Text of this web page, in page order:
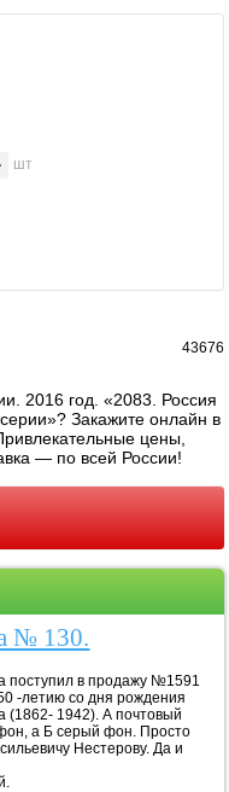
шт
43676
2016 год. «2083. Россия
Закажите онлайн в
цены,
— по всей России!
№ 130.
в продажу №1591
-летию со дня рождения
(1862- 1942). А почтовый
а Б серый фон. Просто
Нестерову. Да и
на радость!